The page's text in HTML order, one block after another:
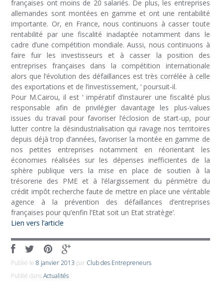
françaises ont moins de 20 salariés. De plus, les entreprises
allemandes sont montées en gamme et ont une rentabilité
importante. Or, en France, nous continuons à casser toute
rentabilité par une fiscalité inadaptée notamment dans le
cadre d’une compétition mondiale. Aussi, nous continuons à
faire fuir les investisseurs et à casser la position des
entreprises françaises dans la compétition internationale
alors que l’évolution des défaillances est très corrélée à celle
des exportations et de l’investissement, ‘ poursuit-il.
Pour M.Cairou, il est ‘ impératif d’instaurer une fiscalité plus
responsable afin de privilégier davantage les plus-values
issues du travail pour favoriser l’éclosion de start-up, pour
lutter contre la désindustrialisation qui ravage nos territoires
depuis déjà trop d’années, favoriser la montée en gamme de
nos petites entreprises notamment en réorientant les
économies réalisées sur les dépenses inefficientes de la
sphère publique vers la mise en place de soutien à la
trésorerie des PME et à l’élargissement du périmètre du
crédit impôt recherche faute de mettre en place une véritable
agence à la prévention des défaillances d’entreprises
françaises pour qu’enfin l’Etat soit un Etat stratège’.
Lien vers l’article
Publié le8 janvier 2013 par Club des Entrepreneurs
Publié dansActualités